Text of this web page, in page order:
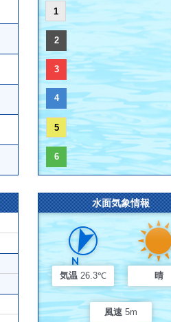
1
2
3
4
5
6
水面気象情報
気温 26.3℃ 晴
風速 5m